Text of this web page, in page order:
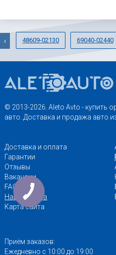
48609-02130 69040-02440
‹
© 2013-2026. Aleto Avto - купить
авто. Доставка и продажа авто
Доставка и оплата
Гарантии
Отзывы
Вакансии
FAQ
Наши адреса
Карта сайта
Приём заказов:
Ежедневно с 10:00 до 19:00